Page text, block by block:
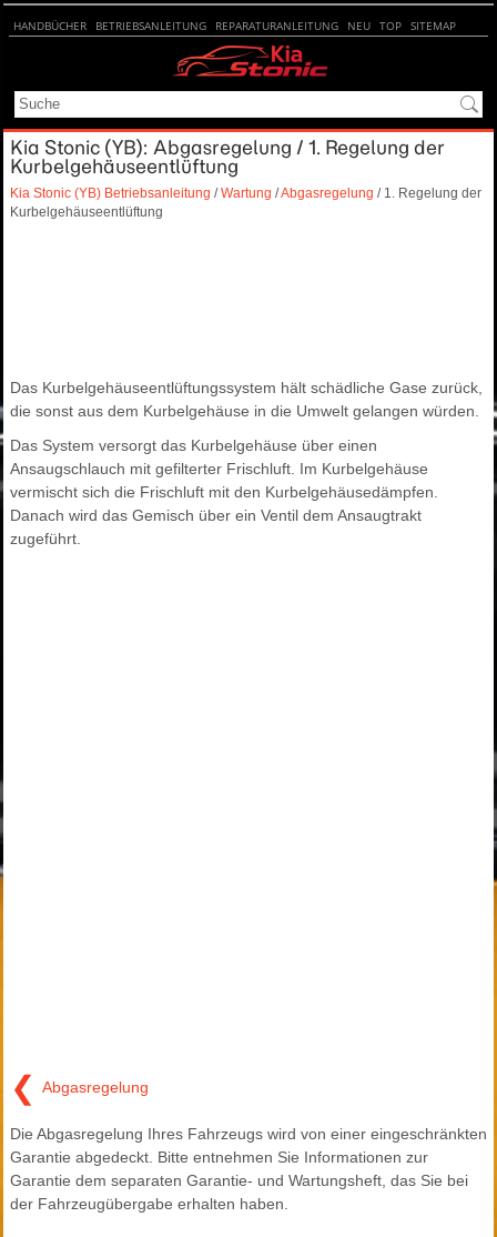
HANDBÜCHER BETRIEBSANLEITUNG REPARATURANLEITUNG NEU TOP SITEMAP
Kia Stonic (YB): Abgasregelung / 1. Regelung der
Kurbelgehäuseentlüftung
Kia Stonic (YB) Betriebsanleitung /Wartung /Abgasregelung / 1. Regelung der
Kurbelgehäuseentlüftung
Das Kurbelgehäuseentlüftungssystem hält schädliche Gase zurück,
die sonst aus dem Kurbelgehäuse in die Umwelt gelangen würden.
Das System versorgt das Kurbelgehäuse über einen
Ansaugschlauch mit gefilterter Frischluft. Im Kurbelgehäuse
vermischt sich die Frischluft mit den Kurbelgehäusedämpfen.
Danach wird das Gemisch über ein Ventil dem Ansaugtrakt
zugeführt.
❮ Abgasregelung
Die Abgasregelung Ihres Fahrzeugs wird von einer eingeschränkten
Garantie abgedeckt. Bitte entnehmen Sie Informationen zur
Garantie dem separaten Garantie- und Wartungsheft, das Sie bei
der Fahrzeugübergabe erhalten haben.